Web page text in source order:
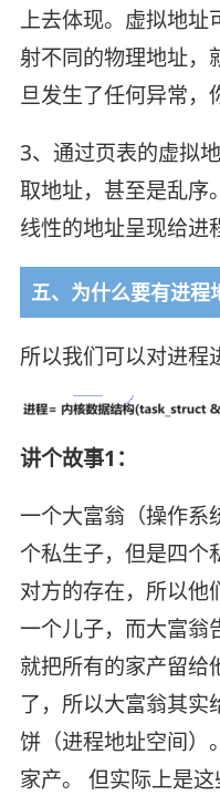
上去体现。虚拟地址
射不同的物理地址，
旦发生了任何异常，
3、通过页表的虚拟
取地址，甚至是乱序
线性的地址呈现给进
五、为什么要有进程
所以我们可以对进程
讲个故事1：
一个大富翁（操作系
个私生子，但是四个
对方的存在，所以他
一个儿子，而大富翁
就把所有的家产留给
了，所以大富翁其实
饼（进程地址空间）
家产。 但实际上是